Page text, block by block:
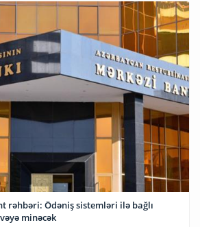
rəhbəri: Ödəniş sistemləri ilə bağlı
minəcək